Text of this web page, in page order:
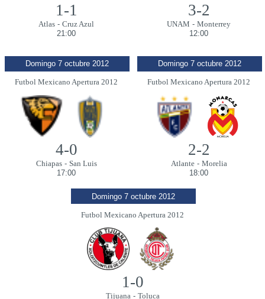
1-1
Atlas - Cruz Azul
21:00
3-2
UNAM - Monterrey
12:00
Domingo 7 octubre 2012
Futbol Mexicano Apertura 2012
4-0
Chiapas- San Luis
17:00
Domingo 7 octubre 2012
Futbol Mexicano Apertura 2012
2-2
Atlante- Morelia
18:00
Domingo 7 octubre 2012
Futbol Mexicano Apertura 2012
1-0
Tijuana- Toluca